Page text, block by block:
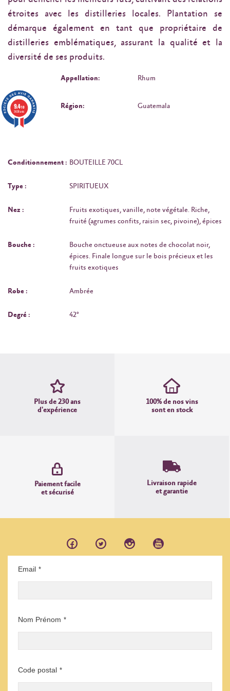
étroites avec les distilleries locales. Plantation se
démarque également en tant que propriétaire de
distilleries emblématiques, assurant la qualité et la
diversité de ses produits.
Appellation: Rhum
Région: Guatemala
Conditionnement : BOUTEILLE 70CL
Type : SPIRITUEUX
Nez :
Fruits exotiques, vanille, note végétale. Riche,
fruité (agrumes confits, raisin sec, pivoine), épices
Bouche :
Bouche onctueuse aux notes de chocolat noir,
épices. Finale longue sur le bois précieux et les
fruits exotiques
Robe : Ambrée
Degré : 42°
Plus de 230 ans
d'expérience
100% de nos vins
sont en stock
Paiement facile
et sécurisé
Livraison rapide
et garantie
Email *
Nom Prénom *
Code postal *
9.4/10
3638 avis